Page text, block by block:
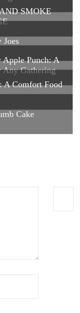
SMOKE
Apple Punch: A
Any Gathering
A Comfort Food
Cake